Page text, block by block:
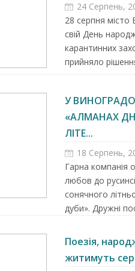
24 Серпень,
28 серпня місто
свій День
карантинних
прийняло
У
«АЛМАНАХ
ЛІТЕ...
18 Серпень,
Гарна компанія
любов до
сонячного
дуби». Дружні
Поезія,
житимуть